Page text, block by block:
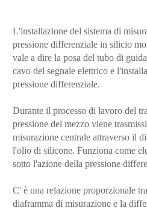
L'installazione del sistema di
pressione differenziale in silicio
vale a dire la posa del tubo di
cavo del segnale elettrico e
pressione differenziale.
Durante il processo di lavoro del
pressione del mezzo viene
misurazione centrale attraverso il
l'olio di silicone. Funziona come
sotto l'azione della pressione
C' è una relazione proporzionale
diaframma di misurazione e la